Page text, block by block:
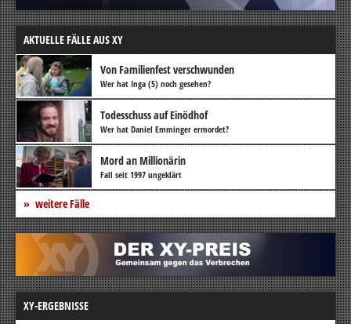
AKTUELLE FÄLLE AUS XY
Von Familienfest verschwunden
Wer hat Inga (5) noch gesehen?
Todesschuss auf Einödhof
Wer hat Daniel Emminger ermordet?
Mord an Millionärin
Fall seit 1997 ungeklärt
weitere Fälle
XY-ERGEBNISSE